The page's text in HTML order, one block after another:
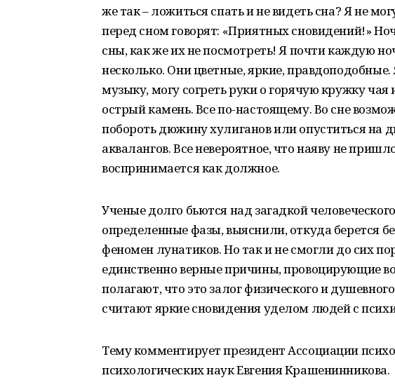
же так – ложиться спать и не видеть сна? Я не
перед сном говорят: «Приятных сновидений!»
сны, как же их не посмотреть! Я почти каждую
несколько. Они цветные, яркие,
музыку, могу согреть руки о горячую кружку чая
острый камень. Все по-настоящему. Во сне
побороть дюжину хулиганов или опуститься на
аквалангов. Все невероятное, что наяву не
воспринимается как должное.
Ученые долго бьются над загадкой
определенные фазы, выяснили, откуда берется
феномен лунатиков. Но так и не смогли до сих
единственно верные причины, провоцирующие
полагают, что это залог физического и
считают яркие сновидения уделом людей с
Тему комментирует президент Ассоциации
психологических наукЕвгенияКрашенинникова.